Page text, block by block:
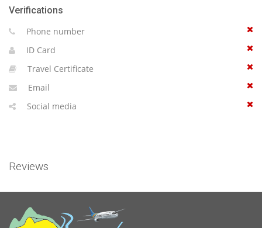
Verifications
Phone number
ID Card
Travel Certificate
Email
Social media
Reviews